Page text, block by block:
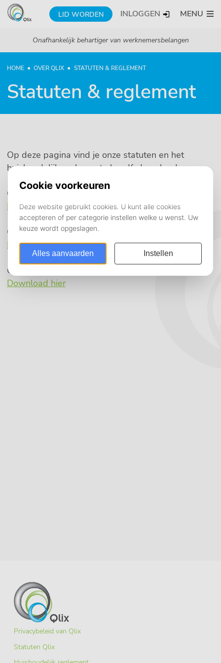
LID WORDEN INLOGGEN MENU
Onafhankelijk behartiger van werknemersbelangen
HOME OVER QLIX STATUTEN & REGLEMENT
Statuten & reglement
Op deze pagina vind je onze statuten en het
huishoudelijk reglement als pdf-download.
Qlix Huishoudelijke reglementen:
Download hier
Qlix Statuten:
Download hier
Qlix uittreksel KvK:
Download hier
Privacybeleid van Qlix
Statuten Qlix